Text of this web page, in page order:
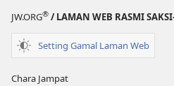
JW.ORG® / LAMAN WEB RASMI
Setting Gamal Laman Web
Chara Jampat